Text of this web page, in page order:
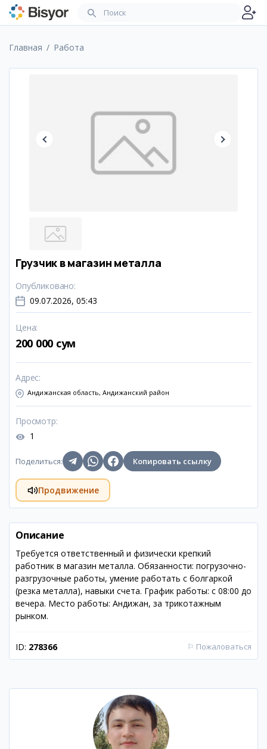
Главная Работа
Грузчик в магазин металла
Опубликовано:
09.07.2026, 05:43
Цена:
200 000 сум
Адрес:
Андижанская область, Андижанский район
Просмотр:
1
Поделиться: Копировать ссылку
Продвижение
Описание
Требуется ответственный и физически крепкий
работник в магазин металла. Обязанности: погрузочно-
разгрузочные работы, умение работать с болгаркой
(резка металла), навыки счета. График работы: с 08:00 до
вечера. Место работы: Андижан, за трикотажным
рынком.
ID: 278366 ⚐ Пожаловаться